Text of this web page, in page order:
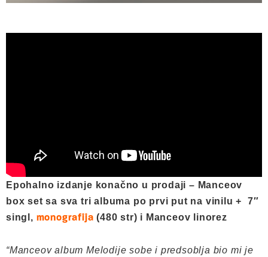
Epohalno izdanje konačno u prodaji – Manceov
box set sa sva tri albuma po prvi put na vinilu + 7″
singl, monografija (480 str) i Manceov linorez
“Manceov album Melodije sobe i predsoblja bio mi je